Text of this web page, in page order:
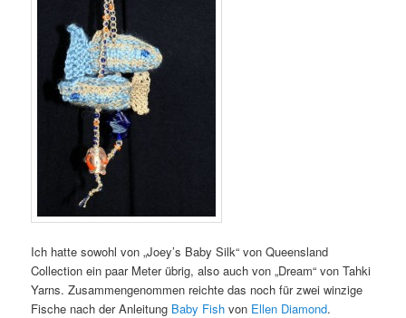
Ich hatte sowohl von „Joey’s Baby Silk“ von Queensland
Collection ein paar Meter übrig, also auch von „Dream“ von Tahki
Yarns. Zusammengenommen reichte das noch für zwei winzige
Fische nach der Anleitung Baby Fish von Ellen Diamond.